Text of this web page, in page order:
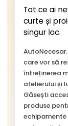
Tot ce ai
curte și
singur loc.
care vor să
întreținerea
atelierului și
Găsești
produse